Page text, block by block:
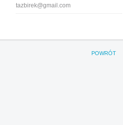
tazbirek@gmail.com
POWRÓT